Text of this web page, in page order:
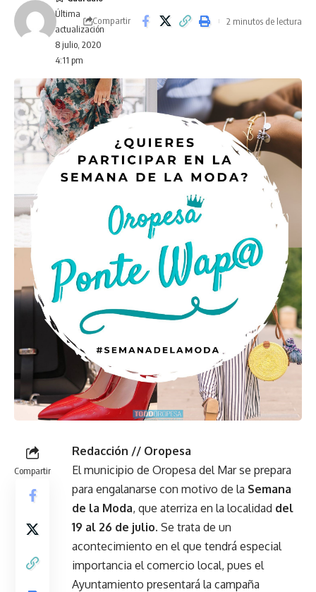
Última
actualización
8 julio, 2020
4:11 pm
Compartir 2 minutos de lectura
Compartir
Redacción // Oropesa
El municipio de Oropesa del Mar se prepara
para engalanarse con motivo de la Semana
de la Moda, que aterriza en la localidad del
19 al 26 de julio. Se trata de un
acontecimiento en el que tendrá especial
importancia el comercio local, pues el
Ayuntamiento presentará la campaña